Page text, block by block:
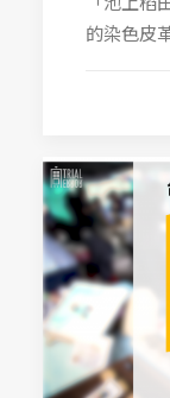
的染色皮